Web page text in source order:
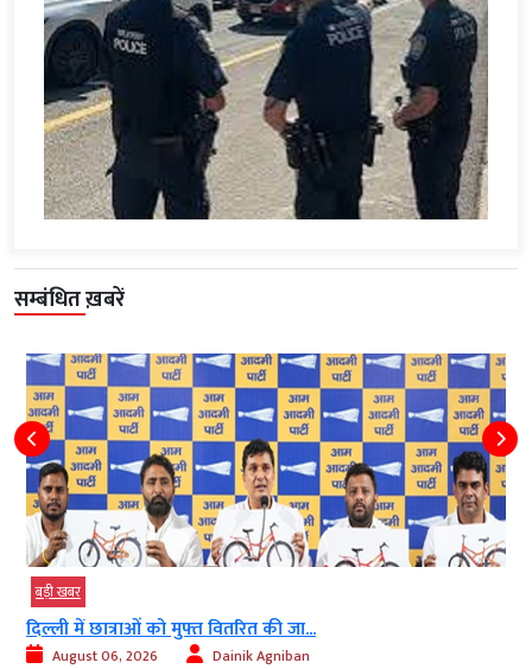
सम्बंधित ख़बरें
एटीएफ में इथेनॉल मिलाने की कोई योजना नहीं...
August 06, 2026